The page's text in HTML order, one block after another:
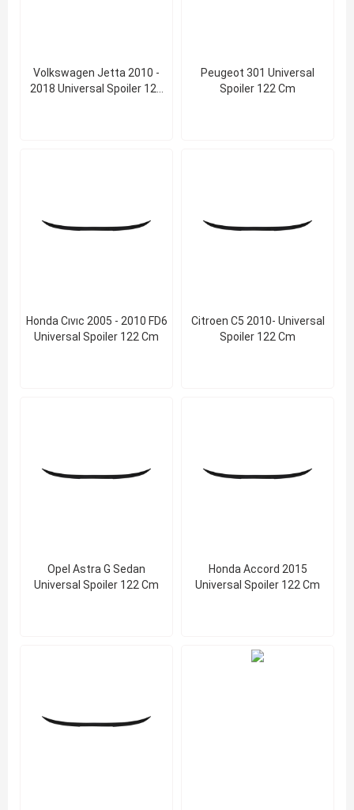
Volkswagen Jetta 2010 -
2018 Universal Spoiler 122
Peugeot 301 Universal
Spoiler 122 Cm
Honda Cıvıc 2005 - 2010 FD6
Universal Spoiler 122 Cm
Citroen C5 2010- Universal
Spoiler 122 Cm
Opel Astra G Sedan
Universal Spoiler 122 Cm
Honda Accord 2015
Universal Spoiler 122 Cm